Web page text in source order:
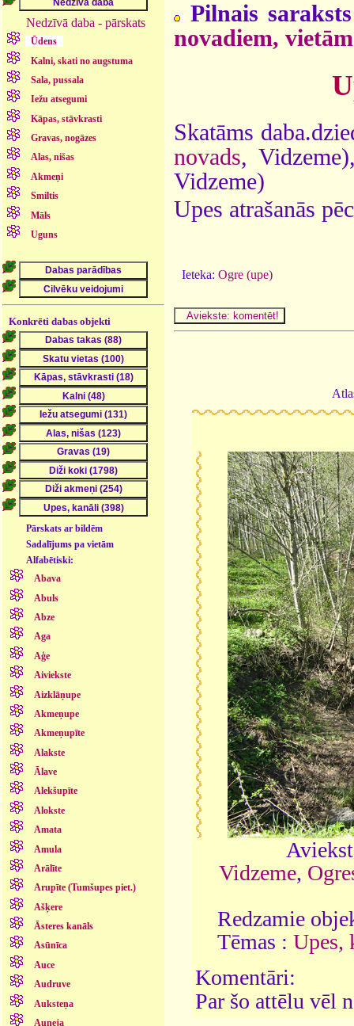
Nedzīvā daba - pārskats
Ūdens
Kalni, skati no augstuma
Sala, pussala
Iežu atsegumi
Kāpas, stāvkrasti
Gravas, nogāzes
Alas, nišas
Akmeņi
Smiltis
Māls
Uguns
Konkrēti dabas objekti
Pārskats ar bildēm
Sadalījums pa vietām
Alfabētiski:
Abava
Abuls
Abze
Aga
Aģe
Aiviekste
Aizklāņupe
Akmeņupe
Akmeņupīte
Alakste
Ālave
Alekšupīte
Alokste
Amata
Amula
Arālīte
Arupīte (Tumšupes piet.)
Ašķere
Āsteres kanāls
Asūnīca
Auce
Audruve
Auksteņa
Auneja
Pilnais
novadiem, vietām
Skatāms
novads,
Vidzeme)
Upes atrašanās
Ieteka: Ogre (upe)
Vidzeme,
Redzamie
Tēmas :Upes,
Komentāri:
Par šo attēlu vēl